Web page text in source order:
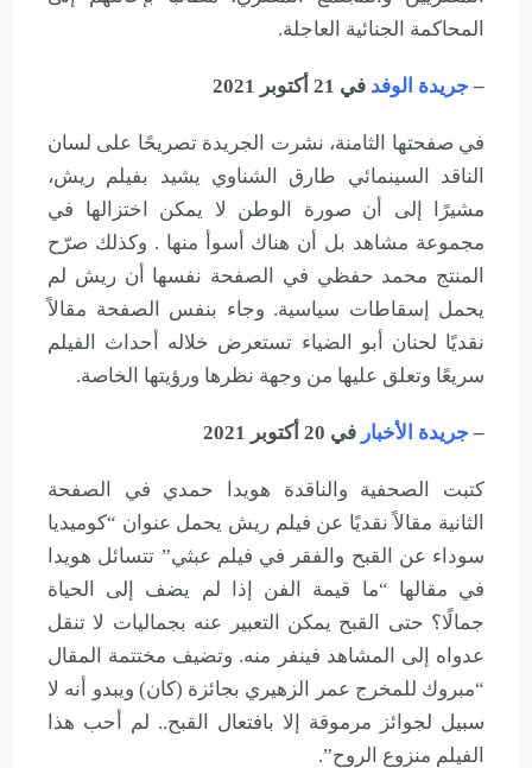
المحاكمة الجنائية العاجلة.
–جريدة الوفدفي 21 أكتوبر 2021
في صفحتها الثامنة، نشرت الجريدة تصريحًا على لسان
الناقد السينمائي طارق الشناوي يشيد بفيلم ريش،
مشيرًا إلى أن صورة الوطن لا يمكن اختزالها في
مجموعة مشاهد بل أن هناك أسوأ منها . وكذلك صرّح
المنتج محمد حفظي في الصفحة نفسها أن ريش لم
يحمل إسقاطات سياسية. وجاء بنفس الصفحة مقالاً
نقديًا لحنان أبو الضياء تستعرض خلاله أحداث الفيلم
سريعًا وتعلق عليها من وجهة نظرها ورؤيتها الخاصة.
–جريدة الأخبار في 20 أكتوبر 2021
كتبت الصحفية والناقدة هويدا حمدي في الصفحة
الثانية مقالاً نقديًا عن فيلم ريش يحمل عنوان “كوميديا
سوداء عن القبح والفقر في فيلم عبثي” تتسائل هويدا
في مقالها “ما قيمة الفن إذا لم يضف إلى الحياة
جمالًا؟ حتى القبح يمكن التعبير عنه بجماليات لا تنقل
عدواه إلى المشاهد فينفر منه. وتضيف مختتمة المقال
“مبروك للمخرج عمر الزهيري بجائزة (كان) ويبدو أنه لا
سبيل لجوائز مرموقة إلا بافتعال القبح.. لم أحب هذا
الفيلم منزوع الروح”.